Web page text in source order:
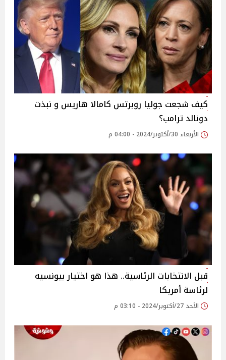
كيف شجعت جوليا روبرتس كامالا هاريس و نبذت
دونالد ترامب؟
الأربعاء 30/أكتوبر/2024 - 04:00 م
قبل الانتخابات الرئاسية.. هذا هو اختيار بيونسيه
لرئاسة أمريكا
الأحد 27/أكتوبر/2024 - 03:10 م